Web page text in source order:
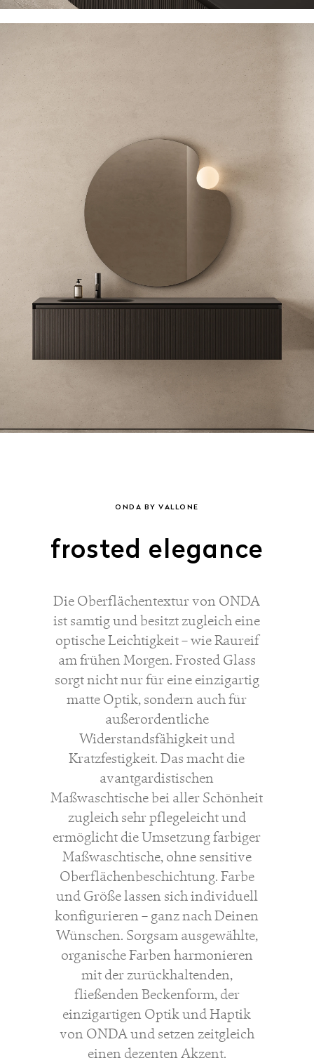
ONDA BY VALLONE
frosted elegance
Die Oberflächentextur von ONDA
ist samtig und besitzt zugleich eine
optische Leichtigkeit – wie Raureif
am frühen Morgen. Frosted Glass
sorgt nicht nur für eine einzigartig
matte Optik, sondern auch für
außerordentliche
Widerstandsfähigkeit und
Kratzfestigkeit. Das macht die
avantgardistischen
Maßwaschtische bei aller Schönheit
zugleich sehr pflegeleicht und
ermöglicht die Umsetzung farbiger
Maßwaschtische, ohne sensitive
Oberflächenbeschichtung. Farbe
und Größe lassen sich individuell
konfigurieren – ganz nach Deinen
Wünschen. Sorgsam ausgewählte,
organische Farben harmonieren
mit der zurückhaltenden,
fließenden Beckenform, der
einzigartigen Optik und Haptik
von ONDA und setzen zeitgleich
einen dezenten Akzent.